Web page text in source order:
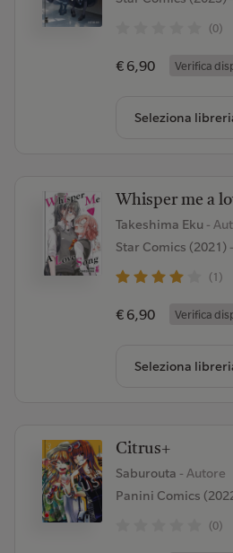
(0)
€ 6,90 Verifica
Seleziona
Whisper me a
Takeshima Eku -
Star Comics (2021)
(1)
€ 6,90 Verifica
Seleziona
Citrus+
Saburouta - Autore
Panini Comics
(0)